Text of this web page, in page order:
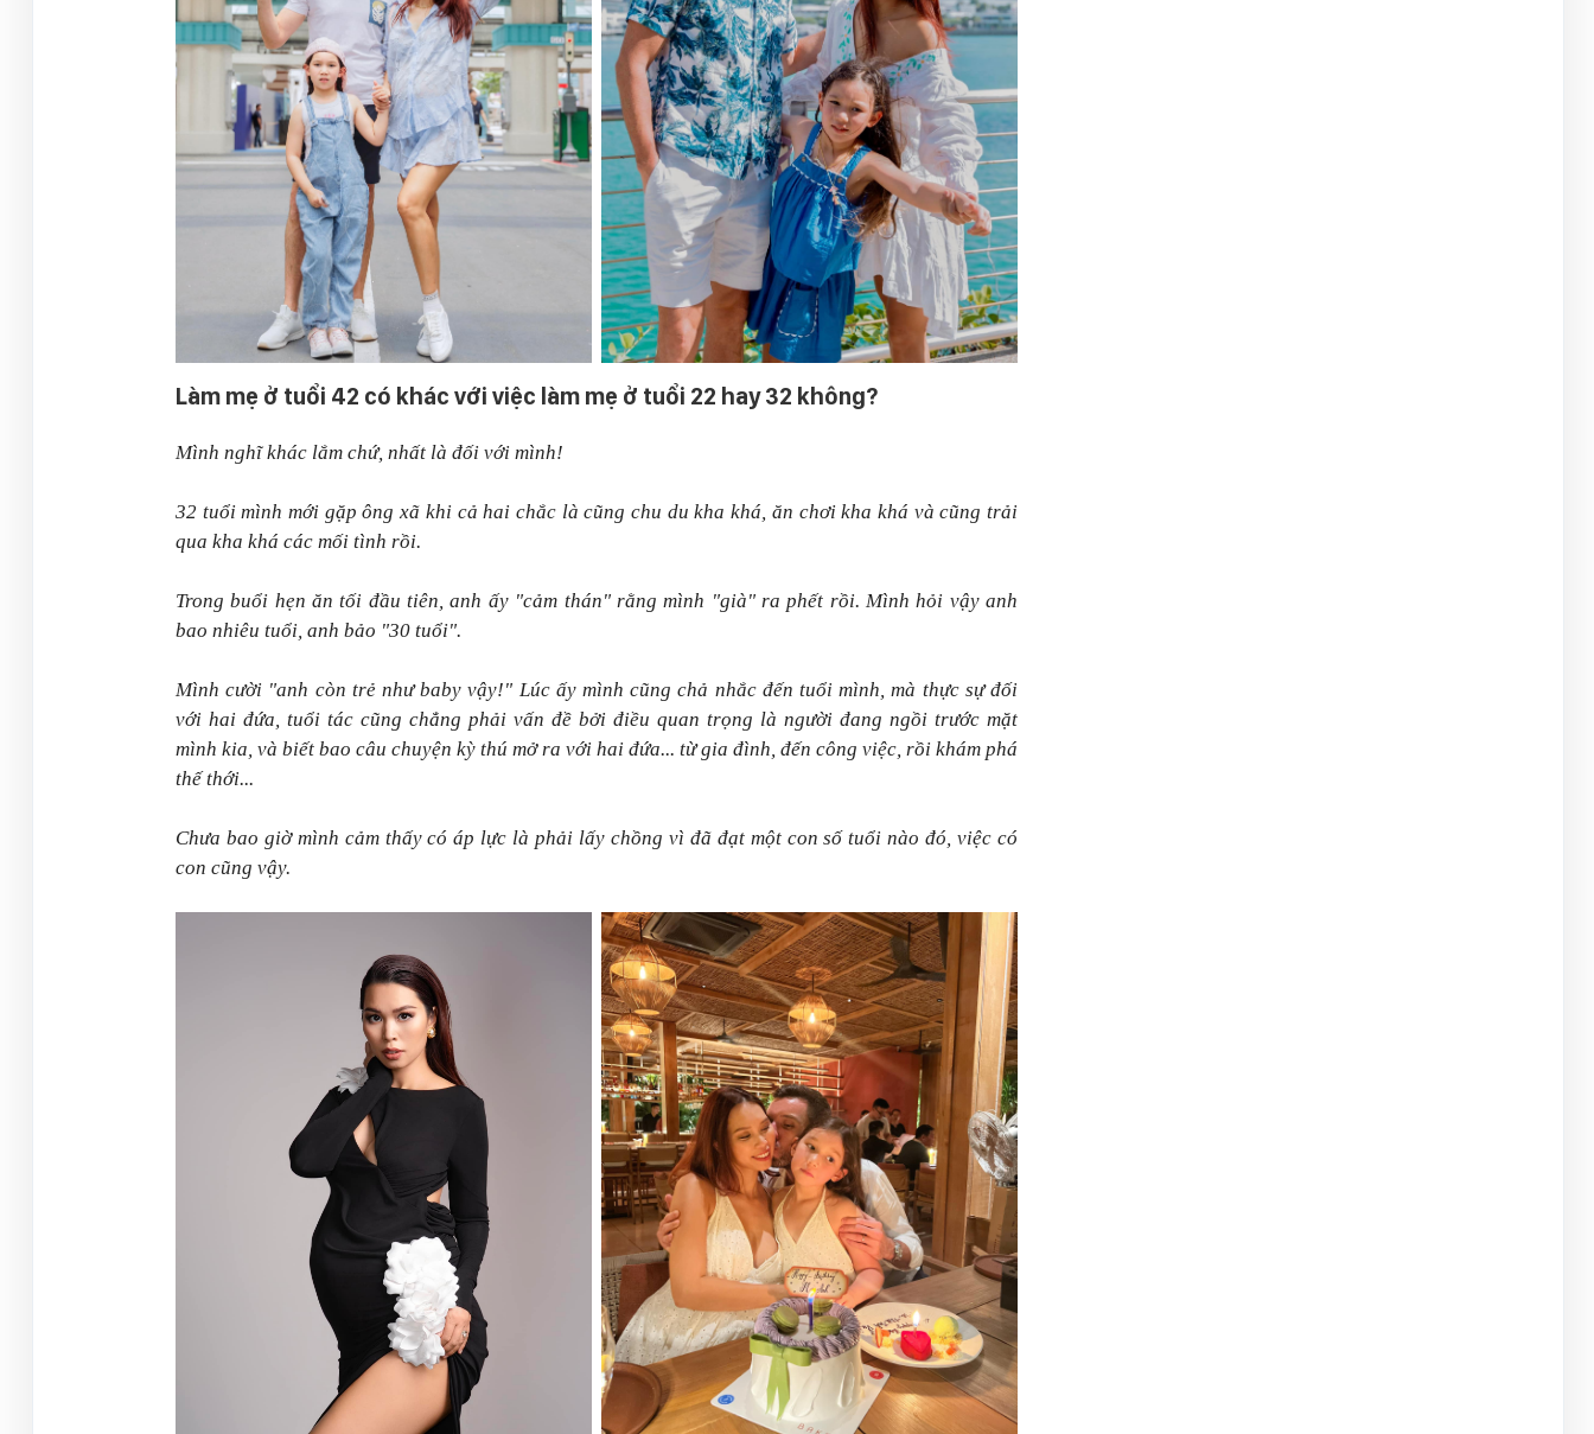
Làm mẹ ở tuổi 42 có khác với việc làm mẹ ở tuổi 22 hay 32 không?
Mình nghĩ khác lắm chứ, nhất là đối với mình!
32 tuổi mình mới gặp ông xã khi cả hai chắc là cũng chu du kha khá, ăn chơi kha khá và cũng trải
qua kha khá các mối tình rồi.
Trong buổi hẹn ăn tối đầu tiên, anh ấy "cảm thán" rằng mình "già" ra phết rồi. Mình hỏi vậy anh
bao nhiêu tuổi, anh bảo "30 tuổi".
Mình cười "anh còn trẻ như baby vậy!" Lúc ấy mình cũng chả nhắc đến tuổi mình, mà thực sự đối
với hai đứa, tuổi tác cũng chẳng phải vấn đề bởi điều quan trọng là người đang ngồi trước mặt
mình kia, và biết bao câu chuyện kỳ thú mở ra với hai đứa... từ gia đình, đến công việc, rồi khám phá
thế thới...
Chưa bao giờ mình cảm thấy có áp lực là phải lấy chồng vì đã đạt một con số tuổi nào đó, việc có
con cũng vậy.